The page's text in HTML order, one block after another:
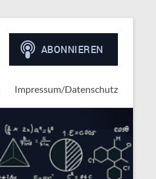
Impressum/Datenschutz